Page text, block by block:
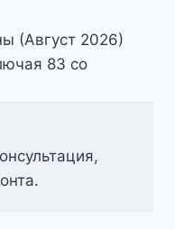
(Август 2026)
83 со